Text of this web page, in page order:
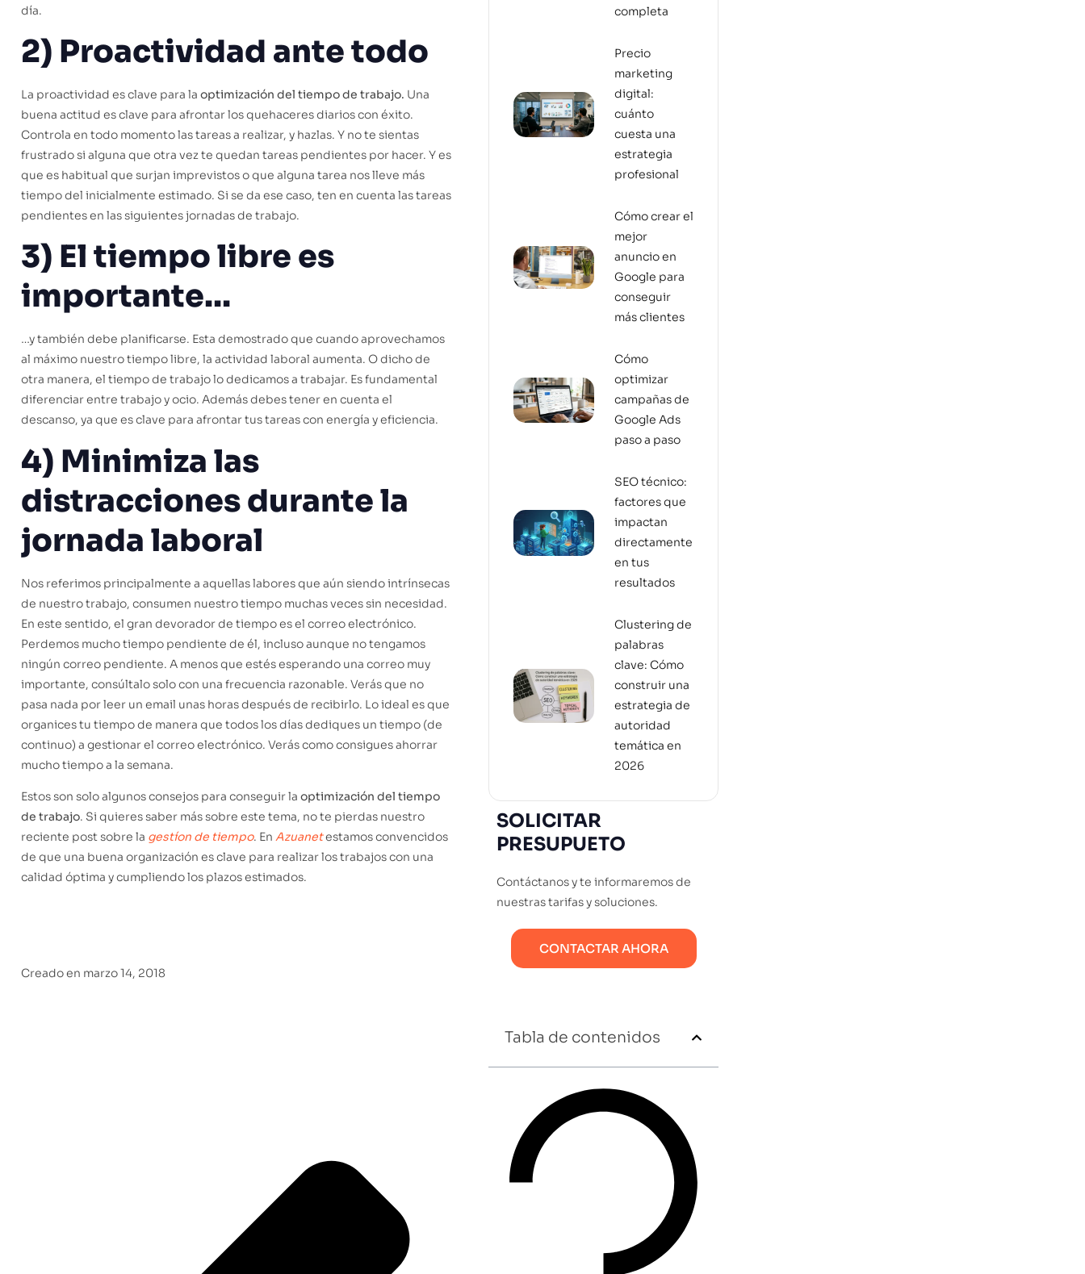
día.
2) Proactividad ante todo
La proactividad es clave para la optimización del tiempo de trabajo. Una
buena actitud es clave para afrontar los quehaceres diarios con éxito.
Controla en todo momento las tareas a realizar, y hazlas. Y no te sientas
frustrado si alguna que otra vez te quedan tareas pendientes por hacer. Y es
que es habitual que surjan imprevistos o que alguna tarea nos lleve más
tiempo del inicialmente estimado. Si se da ese caso, ten en cuenta las tareas
pendientes en las siguientes jornadas de trabajo.
3) El tiempo libre es
importante…
…y también debe planificarse. Esta demostrado que cuando aprovechamos
al máximo nuestro tiempo libre, la actividad laboral aumenta. O dicho de
otra manera, el tiempo de trabajo lo dedicamos a trabajar. Es fundamental
diferenciar entre trabajo y ocio. Además debes tener en cuenta el
descanso, ya que es clave para afrontar tus tareas con energía y eficiencia.
4) Minimiza las
distracciones durante la
jornada laboral
Nos referimos principalmente a aquellas labores que aún siendo intrínsecas
de nuestro trabajo, consumen nuestro tiempo muchas veces sin necesidad.
En este sentido, el gran devorador de tiempo es el correo electrónico.
Perdemos mucho tiempo pendiente de él, incluso aunque no tengamos
ningún correo pendiente. A menos que estés esperando una correo muy
importante, consúltalo solo con una frecuencia razonable. Verás que no
pasa nada por leer un email unas horas después de recibirlo. Lo ideal es que
organices tu tiempo de manera que todos los días dediques un tiempo (de
continuo) a gestionar el correo electrónico. Verás como consigues ahorrar
mucho tiempo a la semana.
Estos son solo algunos consejos para conseguir la optimización del tiempo
de trabajo. Si quieres saber más sobre este tema, no te pierdas nuestro
reciente post sobre la gestíon de tiempo. En Azuanetestamos convencidos
de que una buena organización es clave para realizar los trabajos con una
calidad óptima y cumpliendo los plazos estimados.
Creado en marzo 14, 2018
completa
Precio
marketing
digital:
cuánto
cuesta una
estrategia
profesional
Cómo crear el
mejor
anuncio en
Google para
conseguir
más clientes
Cómo
optimizar
campañas de
Google Ads
paso a paso
SEO técnico:
factores que
impactan
directamente
en tus
resultados
Clustering de
palabras
clave: Cómo
construir una
estrategia de
autoridad
temática en
2026
SOLICITAR
PRESUPUETO
Contáctanos y te informaremos de
nuestras tarifas y soluciones.
CONTACTAR AHORA
Tabla de contenidos